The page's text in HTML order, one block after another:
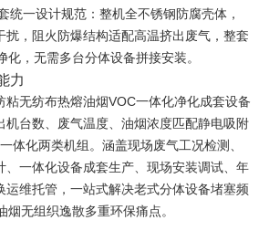
统一设计规范：整机全不锈钢防腐壳体，
扰，阻火防爆结构适配高温挤出废气，整套
化，无需多台分体设备拼接安装。
力
粘无纺布热熔油烟VOC一体化净化成套设备
机台数、废气温度、油烟浓度匹配静电吸附
体化两类机组。涵盖现场废气工况检测、
、一体化设备成套生产、现场安装调试、年
运维托管，一站式解决老式分体设备堵塞频
烟无组织逸散多重环保痛点。